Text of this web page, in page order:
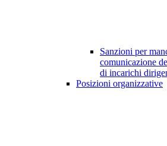
Sanzioni per
comunicazione
di incarichi
Posizioni organizzative